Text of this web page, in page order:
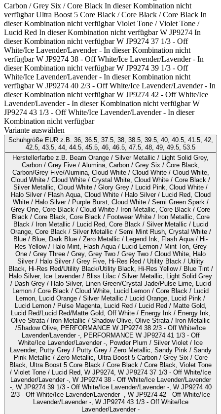
Carbon / Grey Six / Core Black In dieser Kombination nicht
verfügbar Ultra Boost 5 Core Black / Core Black / Core Black In
dieser Kombination nicht verfügbar Violet Tone / Violet Tone /
Lucid Red In dieser Kombination nicht verfügbar W JP9274 In
dieser Kombination nicht verfügbar W JP9274 37 1/3 - Off
White/Ice Lavender/Lavender - In dieser Kombination nicht
verfügbar W JP9274 38 - Off White/Ice Lavender/Lavender - In
dieser Kombination nicht verfügbar W JP9274 39 1/3 - Off
White/Ice Lavender/Lavender - In dieser Kombination nicht
verfügbar W JP9274 40 2/3 - Off White/Ice Lavender/Lavender - In
dieser Kombination nicht verfügbar W JP9274 42 - Off White/Ice
Lavender/Lavender - In dieser Kombination nicht verfügbar W
JP9274 43 1/3 - Off White/Ice Lavender/Lavender - In dieser
Kombination nicht verfügbar
Variante auswählen
Schuhgröße EURz.B. 36, 36.5, 37.5, 38, 38.5, 39.5, 40, 40.5, 41.5, 42,
42.5, 43.5, 44, 44.5, 45.5, 46, 46.5, 47.5, 48, 49, 49.5, 53.5
Herstellerfarbe
Carbon / Grey Five / Alumina, Carbon / Grey Six / Core Black,
Carbon/Grey Five/Alumina, Cloud White / Cloud White / Cloud White,
Cloud White / Cloud White / Crystal White, Cloud White / Core Black /
Silver Metallic, Cloud White / Glory Grey / Lucid Pink, Cloud White /
Halo Silver / Flash Aqua, Cloud White / Halo Silver / Lucid Red, Cloud
White / Halo Silver / Purple Burst, Cloud White / Semi Green Spark /
Grey One, Core Black / Cloud White / Iron Metallic, Core Black / Core
Black / Core Black, Core Black / Footwear White / Iron Metallic, Core
Black / Iron Metallic / Lucid Red, Core Black / Silver Metallic / Lucid
Orange, Core Black / Silver Metallic / Semi Mint Rush, Crystal White /
Blue / Blue, Dark Blue / Zero Metallic / Legend Ink, Flash Aqua / Hi-
Res Yellow / Halo Mint, Flash Aqua / Lucid Lemon / Mint Ton, Grey
One / Grey Three / Grey, Grey Two / Grey Two / Cloud White, Halo
Silver / Halo Silver / Grey Five, Hi-Res Red / Utility Black / Utility
Black, Hi-Res Red/Utility Black/Utility Black, Hi-Res Yellow / Blue Tint /
Halo Silver, Ice Lavender / Bliss Lilac / Silver Metallic, Light Solid Grey
/ Dash Grey / Halo Silver, Linen Green/Crystal Jade/Pulse Lime, Lucid
Lemon / Core Black / Cloud White, Lucid Lemon / Core Black / Lucid
Lemon, Lucid Orange / Silver Metallic / Lucid Orange, Lucid Pink /
Lucid Lemon / Pulse Magenta, Lucid Red / Lucid Red / Matte Gold,
Lucid Red/Lucid Red/Matte Gold, Off White / Energy Ink / Energy Ink,
Olive Strata / Iron Metallic / Shadow Olive, Olive Strata / Iron Metallic
/Shadow Olive, PERFORMANCE W JP9274 38 2/3 - Off White/Ice
Lavender/Lavender -, PERFORMANCE W JP9274 41 1/3 - Off
White/Ice Lavender/Lavender -, Powder Plum / Silver Violet / Ice
Lavender, Putty Grey / Putty Grey / Zero Metallic, Sandy Pink / Sandy
Pink Metallic / Zero Metallic, Ultra Boost 5 Carbon / Grey Six / Core
Black, Ultra Boost 5 Core Black / Core Black / Core Black, Violet Tone
/ Violet Tone / Lucid Red, W JP9274, W JP9274 37 1/3 - Off White/Ice
Lavender/Lavender -, W JP9274 38 - Off White/Ice Lavender/Lavender
-, W JP9274 39 1/3 - Off White/Ice Lavender/Lavender -, W JP9274 40
2/3 - Off White/Ice Lavender/Lavender -, W JP9274 42 - Off White/Ice
Lavender/Lavender -, W JP9274 43 1/3 - Off White/Ice
Lavender/Lavender -